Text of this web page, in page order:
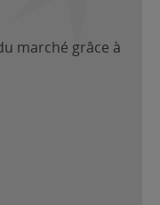
marché grâce à